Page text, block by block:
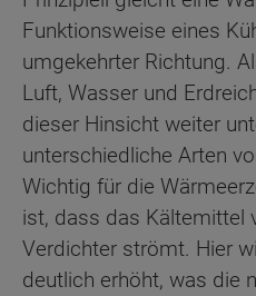
Funktionsweise eines
umgekehrter Richtung.
Luft, Wasser und
dieser Hinsicht weiter
unterschiedliche Arten
Wichtig für die
ist, dass das Kältemittel
Verdichter strömt. Hier
deutlich erhöht, was die